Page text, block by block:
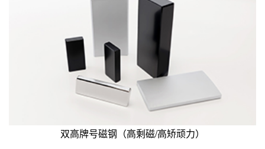
双高牌号磁钢（高剩磁/高矫顽力）